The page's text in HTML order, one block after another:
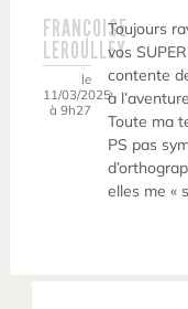
FRANÇOISE
LEROULLEY
le
11/03/2025
à 9h27
Toujours
vos
contente
à
Toute ma
PS pas
elles me «